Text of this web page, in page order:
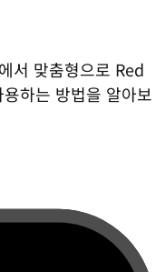
맞춤형으로 Red
하는 방법을 알아보